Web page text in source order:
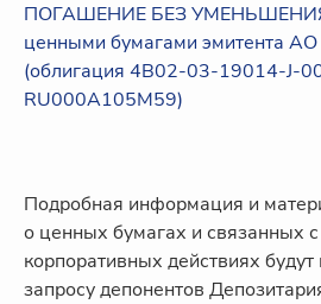
ПОГАШЕНИЕ БЕЗ
ценными бумагами эмитента
(облигация 4B02-03-19014-J-
RU000A105M59)
Подробная информация и
о ценных бумагах и связанных
корпоративных действиях
запросу депонентов